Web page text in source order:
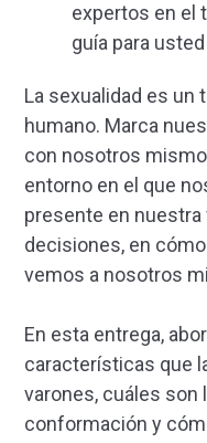
expertos en el
guía para
La sexualidad es
humano. Marca
con nosotros
entorno en el que
presente en nuestra
decisiones, en
vemos a nosotros
En esta entrega,
características que
varones, cuáles
conformación y